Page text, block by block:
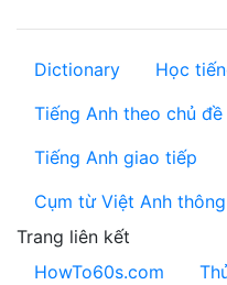
Dictionary
Học
Tiếng Anh theo chủ đề
Tiếng Anh giao tiếp
Cụm từ Việt Anh
Trang liên kết
HowTo60s.com